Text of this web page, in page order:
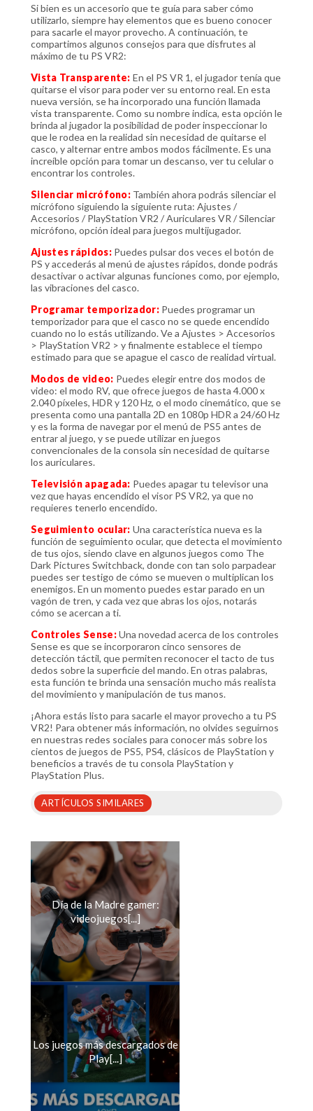
Si bien es un accesorio que te guía para saber cómo
utilizarlo, siempre hay elementos que es bueno conocer
para sacarle el mayor provecho. A continuación, te
compartimos algunos consejos para que disfrutes al
máximo de tu PS VR2:
Vista Transparente: En el PS VR 1, el jugador tenía que
quitarse el visor para poder ver su entorno real. En esta
nueva versión, se ha incorporado una función llamada
vista transparente. Como su nombre indica, esta opción le
brinda al jugador la posibilidad de poder inspeccionar lo
que le rodea en la realidad sin necesidad de quitarse el
casco, y alternar entre ambos modos fácilmente. Es una
increíble opción para tomar un descanso, ver tu celular o
encontrar los controles.
Silenciar micrófono: También ahora podrás silenciar el
micrófono siguiendo la siguiente ruta: Ajustes /
Accesorios / PlayStation VR2 / Auriculares VR / Silenciar
micrófono, opción ideal para juegos multijugador.
Ajustes rápidos: Puedes pulsar dos veces el botón de
PS y accederás al menú de ajustes rápidos, donde podrás
desactivar o activar algunas funciones como, por ejemplo,
las vibraciones del casco.
Programar temporizador: Puedes programar un
temporizador para que el casco no se quede encendido
cuando no lo estás utilizando. Ve a Ajustes > Accesorios
> PlayStation VR2 > y finalmente establece el tiempo
estimado para que se apague el casco de realidad virtual.
Modos de video: Puedes elegir entre dos modos de
video: el modo RV, que ofrece juegos de hasta 4.000 x
2.040 píxeles, HDR y 120 Hz, o el modo cinemático, que se
presenta como una pantalla 2D en 1080p HDR a 24/60 Hz
y es la forma de navegar por el menú de PS5 antes de
entrar al juego, y se puede utilizar en juegos
convencionales de la consola sin necesidad de quitarse
los auriculares.
Televisión apagada: Puedes apagar tu televisor una
vez que hayas encendido el visor PS VR2, ya que no
requieres tenerlo encendido.
Seguimiento ocular: Una característica nueva es la
función de seguimiento ocular, que detecta el movimiento
de tus ojos, siendo clave en algunos juegos como The
Dark Pictures Switchback, donde con tan solo parpadear
puedes ser testigo de cómo se mueven o multiplican los
enemigos. En un momento puedes estar parado en un
vagón de tren, y cada vez que abras los ojos, notarás
cómo se acercan a ti.
Controles Sense:Una novedad acerca de los controles
Sense es que se incorporaron cinco sensores de
detección táctil, que permiten reconocer el tacto de tus
dedos sobre la superficie del mando. En otras palabras,
esta función te brinda una sensación mucho más realista
del movimiento y manipulación de tus manos.
¡Ahora estás listo para sacarle el mayor provecho a tu PS
VR2! Para obtener más información, no olvides seguirnos
en nuestras redes sociales para conocer más sobre los
cientos de juegos de PS5, PS4, clásicos de PlayStation y
beneficios a través de tu consola PlayStation y
PlayStation Plus.
ARTÍCULOS SIMILARES
Día de la Madre gamer:
videojuegos[...]
Los juegos más descargados de
Play[...]